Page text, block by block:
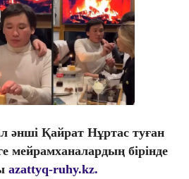
әнші Қайрат Нұртас туған
мейрамханалардың бірінде
azattyq-ruhy.kz.